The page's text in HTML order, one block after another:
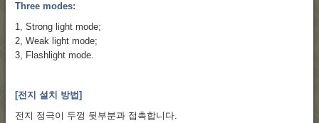
Three modes:
1, Strong light mode;
2, Weak light mode;
3, Flashlight mode.
[전지 설치 방법]
전지 정극이 두껑 뒷부분과 접촉합니다.